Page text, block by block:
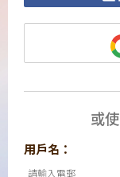
或
用戶名：